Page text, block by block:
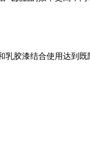
胶漆结合使用达到